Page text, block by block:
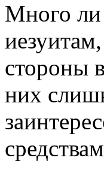
Много ли
стоpоны
них